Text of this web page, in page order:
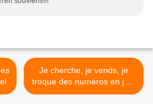
Je cherche, je vends, je
troque des numéros en juin
2025 >